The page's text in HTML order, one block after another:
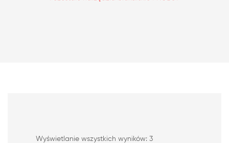
Wyświetlanie wszystkich wyników: 3